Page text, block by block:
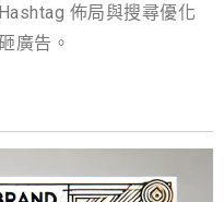
佈局與搜尋優化
廣告。